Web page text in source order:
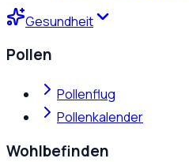
Gesundheit
Pollen
Pollenflug
Pollenkalender
Wohlbefinden